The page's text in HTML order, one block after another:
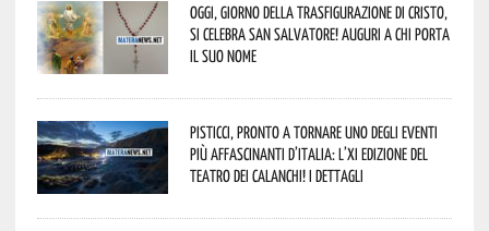
Oggi, giorno della Trasfigurazione di Cristo,
si celebra San Salvatore! Auguri a chi porta
il suo nome
Pisticci, pronto a tornare uno degli eventi
più affascinanti d’Italia: l’XI edizione del
Teatro dei Calanchi! I dettagli